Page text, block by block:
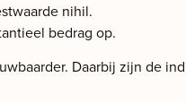
nihil.
bedrag op.
Daarbij zijn de